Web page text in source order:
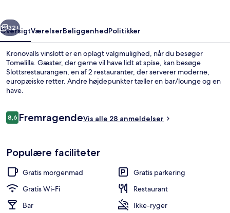
Næste
32+
OversigtVærelserBeliggenhedPolitikker
Kronovalls vinslott er en oplagt valgmulighed, når du besøger
Tomelilla. Gæster, der gerne vil have lidt at spise, kan besøge
Slottsrestaurangen, en af 2 restauranter, der serverer moderne,
europæiske retter. Andre højdepunkter tæller en bar/lounge og en
have.
Anmeldelser
8,68,6 ud af 10.
FremragendeVis alle 28 anmeldelser
Populære faciliteter
Gratis morgenmad
Gratis parkering
Gratis Wi-Fi
Restaurant
Bar
Ikke-ryger